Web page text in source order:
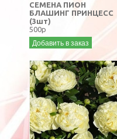
СЕМЕНА ПИОН
БЛАШИНГ ПРИНЦЕСС
(3шт)
500р
Добавить в заказ